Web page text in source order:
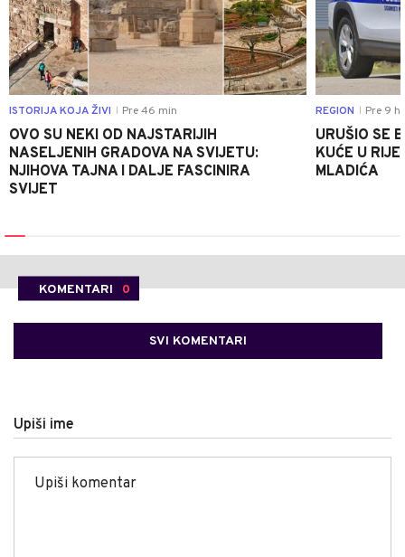
ISTORIJA KOJA ŽIVI Pre 46 min
OVO SU NEKI OD NAJSTARIJIH
NASELJENIH GRADOVA NA SVIJETU:
NJIHOVA TAJNA I DALJE FASCINIRA
SVIJET
REGION Pre 9 h
URUŠIO SE
KUĆE U
MLADIĆA
KOMENTARI 0
SVI KOMENTARI
Upiši ime